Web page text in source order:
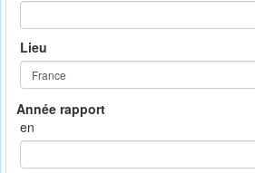
Lieu
en